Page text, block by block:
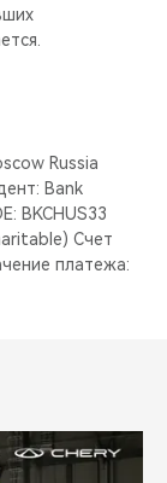
Russia
Bank
BKCHUS33
Счет
платежа: